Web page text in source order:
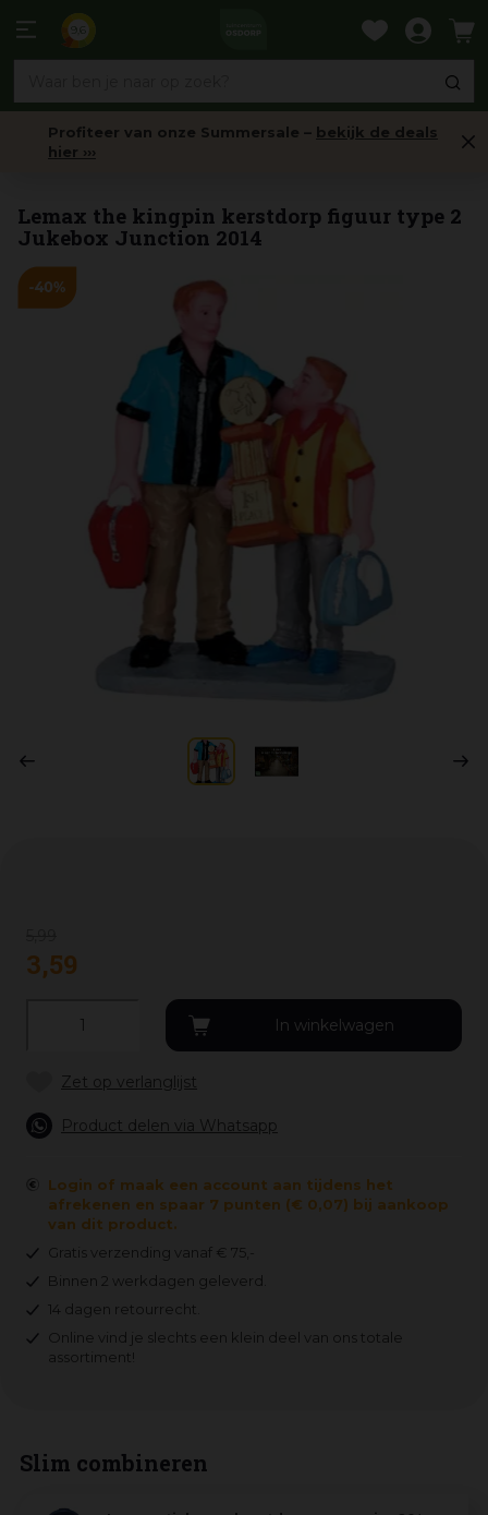
naar
Profiteer van onze Summersale – bekijk de deals
hier ›››
Lemax the kingpin kerstdorp figuur type 2
Jukebox Junction 2014
3,59
Product delen via Whatsapp
Login of maak een account aan tijdens het
afrekenen en spaar 7 punten (€ 0,07) bij aankoop
van dit product.
Gratis verzending vanaf € 75,-
Binnen 2 werkdagen geleverd.
14 dagen retourrecht.
Online vind je slechts een klein deel van ons totale
assortiment!
Slim combineren